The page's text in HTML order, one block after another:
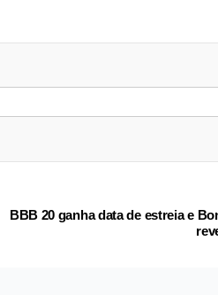
BBB 20 ganha data de estreia e